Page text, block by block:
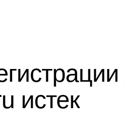
истек